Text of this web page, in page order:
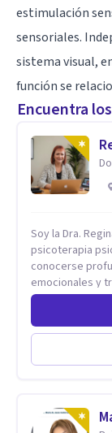
estimulación
sensoriales.
sistema visual,
función se
Encuentra
Soy la Dra.
psicoterapia
conocerse
emocionales y
trabajado en
Psiquiátrico
Bernardino,
Integración
en